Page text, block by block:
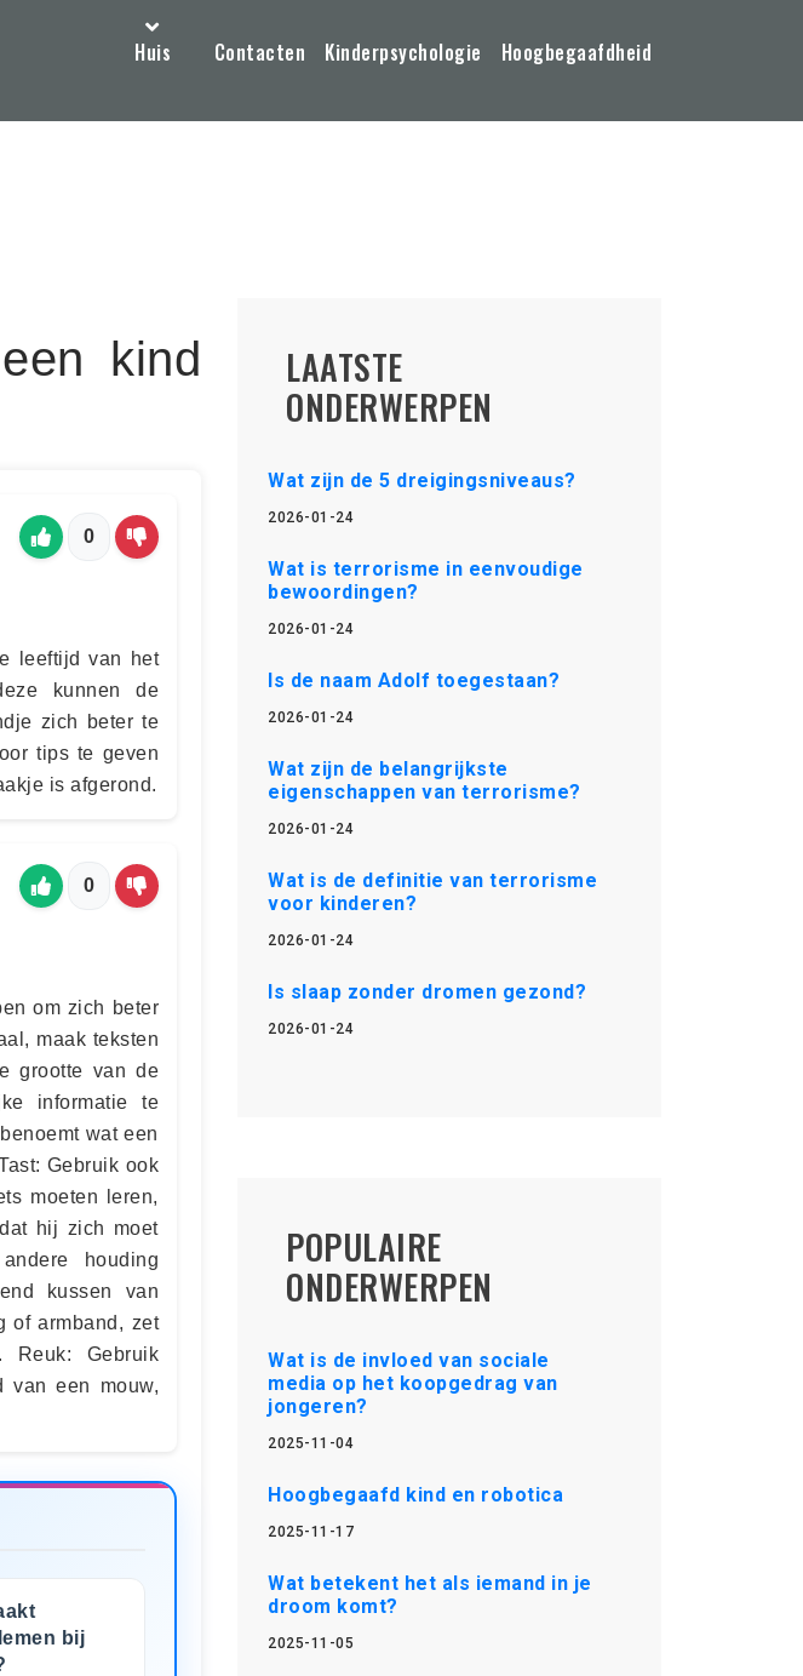
Huis Contacten Kinderpsychologie Hoogbegaafdheid
kind
0
leeftijd van het
kunnen de
zich beter te
tips te geven
is afgerond.
0
om zich beter
maak teksten
grootte van de
informatie te
wat een
Gebruik ook
moeten leren,
hij zich moet
houding
kussen van
of armband, zet
Gebruik
van een mouw,
bij
LAATSTE
ONDERWERPEN
Wat zijn de 5 dreigingsniveaus?
2026-01-24
Wat is terrorisme in eenvoudige
bewoordingen?
2026-01-24
Is de naam Adolf toegestaan?
2026-01-24
Wat zijn de belangrijkste
eigenschappen van terrorisme?
2026-01-24
Wat is de definitie van terrorisme
voor kinderen?
2026-01-24
Is slaap zonder dromen gezond?
2026-01-24
POPULAIRE
ONDERWERPEN
Wat is de invloed van sociale
media op het koopgedrag van
jongeren?
2025-11-04
Hoogbegaafd kind en robotica
2025-11-17
Wat betekent het als iemand in je
droom komt?
2025-11-05